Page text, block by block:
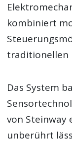
kombiniert
traditionellen
Das System
von Steinway
unberührt